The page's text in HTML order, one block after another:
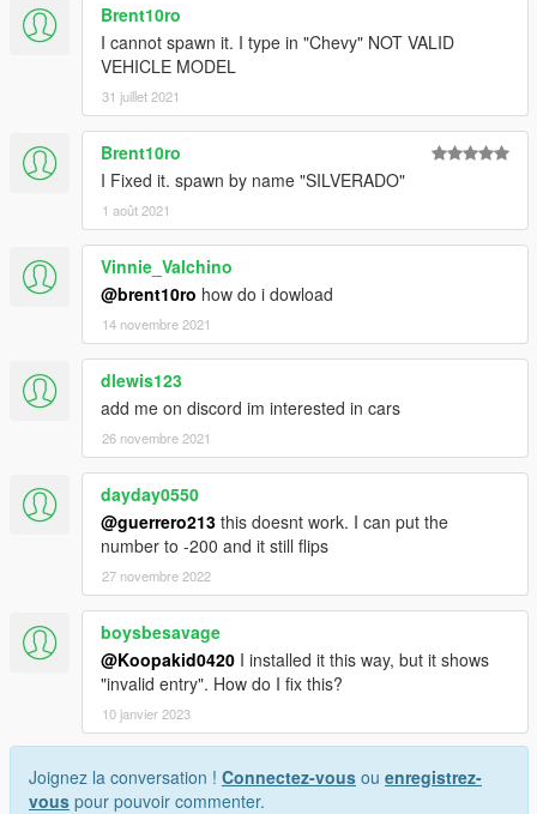
Brent10ro
I cannot spawn it. I type in "Chevy" NOT VALID
VEHICLE MODEL
31 juillet 2021
Brent10ro
I Fixed it. spawn by name "SILVERADO"
1 août 2021
Vinnie_Valchino
@brent10ro how do i dowload
14 novembre 2021
dlewis123
add me on discord im interested in cars
26 novembre 2021
dayday0550
@guerrero213 this doesnt work. I can put the
number to -200 and it still flips
27 novembre 2022
boysbesavage
@Koopakid0420 I installed it this way, but it shows
"invalid entry". How do I fix this?
10 janvier 2023
Joignez la conversation ! Connectez-vous ou enregistrez-
vous pour pouvoir commenter.